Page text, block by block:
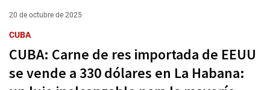
20 de octubre de 2025
CUBA
CUBA: Carne de res importada de EEUU
se vende a 330 dólares en La Habana: